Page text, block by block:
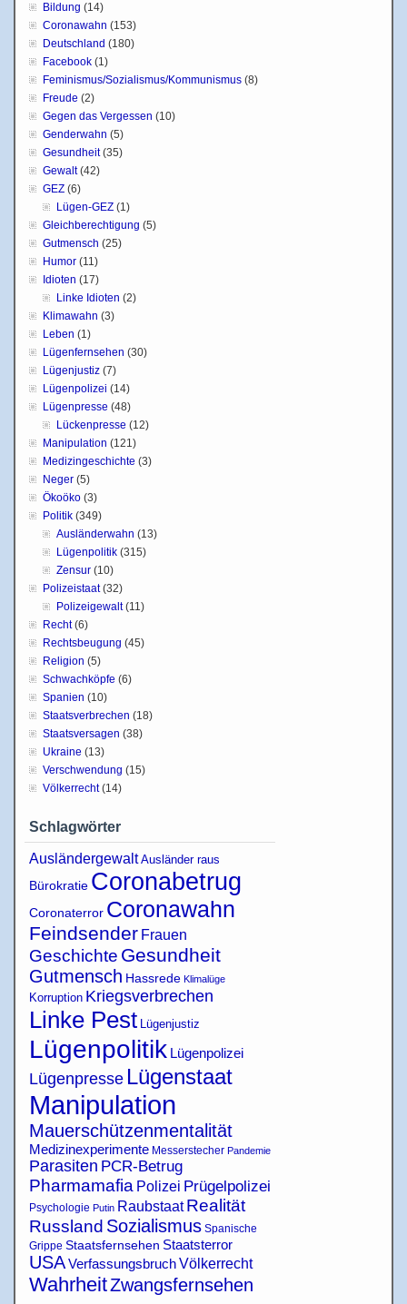
Bildung (14)
Coronawahn (153)
Deutschland (180)
Facebook (1)
Feminismus/Sozialismus/Kommunismus (8)
Freude (2)
Gegen das Vergessen (10)
Genderwahn (5)
Gesundheit(35)
Gewalt(42)
GEZ (6)
Lügen-GEZ (1)
Gleichberechtigung (5)
Gutmensch (25)
Humor (11)
Idioten (17)
Linke Idioten (2)
Klimawahn (3)
Leben (1)
Lügenfernsehen (30)
Lügenjustiz (7)
Lügenpolizei (14)
Lügenpresse (48)
Lückenpresse (12)
Manipulation (121)
Medizingeschichte (3)
Neger (5)
Ökoöko (3)
Politik (349)
Ausländerwahn (13)
Lügenpolitik (315)
Zensur (10)
Polizeistaat(32)
Polizeigewalt(11)
Recht(6)
Rechtsbeugung (45)
Religion (5)
Schwachköpfe (6)
Spanien (10)
Staatsverbrechen (18)
Staatsversagen (38)
Ukraine (13)
Verschwendung (15)
Völkerrecht(14)
Schlagwörter
Ausländergewalt Ausländer raus
Bürokratie Coronabetrug
Coronaterror Coronawahn
Feindsender Frauen
Geschichte Gesundheit
Gutmensch Hassrede Klimalüge
Korruption Kriegsverbrechen
Linke Pest Lügenjustiz
Lügenpolitik Lügenpolizei
Lügenpresse Lügenstaat
Manipulation
Mauerschützenmentalität
Medizinexperimente Messerstecher Pandemie
Parasiten PCR-Betrug
Pharmamafia Polizei Prügelpolizei
Psychologie Putin Raubstaat Realität
Russland Sozialismus Spanische
Grippe Staatsfernsehen Staatsterror
USAVerfassungsbruchVölkerrecht
WahrheitZwangsfernsehen